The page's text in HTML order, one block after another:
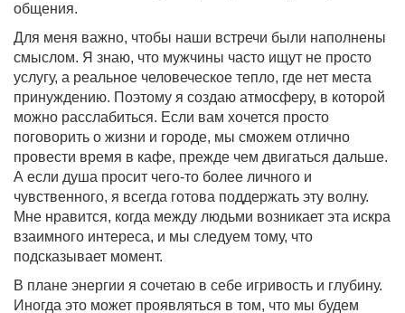
общения.
Для меня важно, чтобы наши встречи были наполнены
смыслом. Я знаю, что мужчины часто ищут не просто
услугу, а реальное человеческое тепло, где нет места
принуждению. Поэтому я создаю атмосферу, в которой
можно расслабиться. Если вам хочется просто
поговорить о жизни и городе, мы сможем отлично
провести время в кафе, прежде чем двигаться дальше.
А если душа просит чего-то более личного и
чувственного, я всегда готова поддержать эту волну.
Мне нравится, когда между людьми возникает эта искра
взаимного интереса, и мы следуем тому, что
подсказывает момент.
В плане энергии я сочетаю в себе игривость и глубину.
Иногда это может проявляться в том, что мы будем